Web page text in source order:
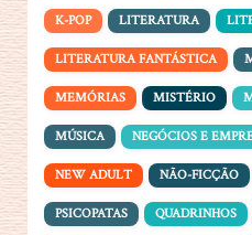
K-POP LITERATURA
LITERATURA FANTÁSTICA
MEMÓRIAS MISTÉRIO
MÚSICA NEGÓCIOS E
NEW ADULT NÃO-FICÇÃO
PSICOPATAS QUADRINHOS